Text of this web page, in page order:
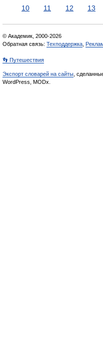
10
11 12 13
© Академик, 2000-2026
Обратная связь: Техподдержка
👣 Путешествия
Экспорт словарей на сайты ,
WordPress, MODx.